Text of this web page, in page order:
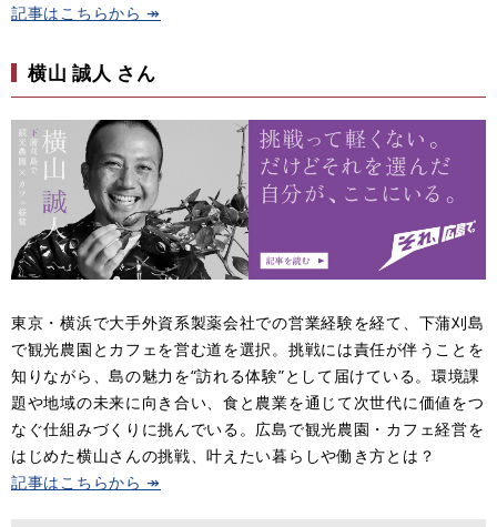
記事はこちらから ↠
横山 誠人 さん
東京・横浜で大手外資系製薬会社での営業経験を経て、下蒲刈島
で観光農園とカフェを営む道を選択。挑戦には責任が伴うことを
知りながら、島の魅力を“訪れる体験”として届けている。環境課
題や地域の未来に向き合い、食と農業を通じて次世代に価値をつ
なぐ仕組みづくりに挑んでいる。広島で観光農園・カフェ経営を
はじめた横山さんの挑戦、叶えたい暮らしや働き方とは？​
記事はこちらから ↠